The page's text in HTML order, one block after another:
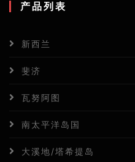
产品列表
新西兰
斐济
瓦努阿图
南太平洋岛国
大溪地/塔希提岛